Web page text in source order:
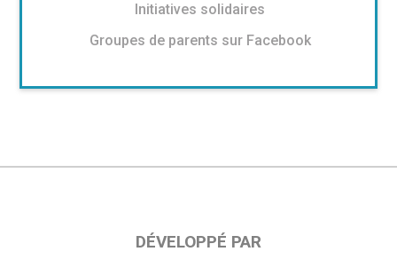
Initiatives solidaires
Groupes de parents sur Facebook
DÉVELOPPÉ PAR